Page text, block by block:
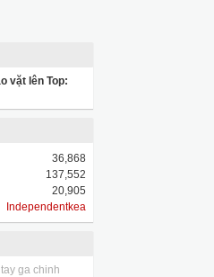
vặt lên Top:
36,868
137,552
20,905
Independentkea
ga chinh